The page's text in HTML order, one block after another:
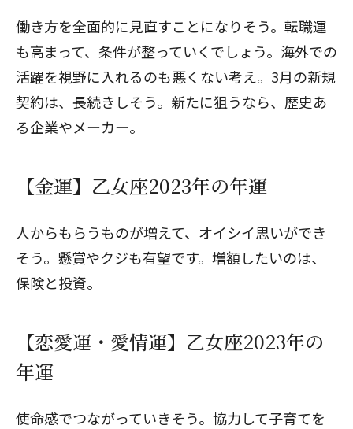
働き方を全面的に見直すことになりそう。転職運
も高まって、条件が整っていくでしょう。海外での
活躍を視野に入れるのも悪くない考え。3月の新規
契約は、長続きしそう。新たに狙うなら、歴史あ
る企業やメーカー。
【金運】乙女座2023年の年運
人からもらうものが増えて、オイシイ思いができ
そう。懸賞やクジも有望です。増額したいのは、
保険と投資。
【恋愛運・愛情運】乙女座2023年の
年運
使命感でつながっていきそう。協力して子育てを